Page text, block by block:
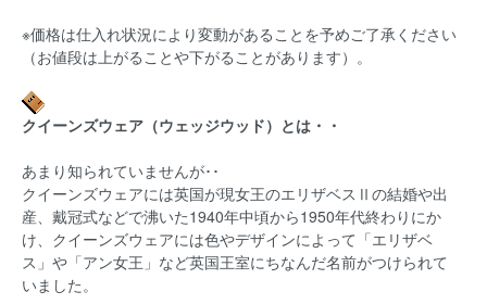
※価格は仕入れ状況により変動があることを予めご了承ください
（お値段は上がることや下がることがあります）。
クイーンズウェア（ウェッジウッド）とは・・
あまり知られていませんが･･
クイーンズウェアには英国が現女王のエリザベスⅡの結婚や出
産、戴冠式などで沸いた1940年中頃から1950年代終わりにか
け、クイーンズウェアには色やデザインによって「エリザベ
ス」や「アン女王」など英国王室にちなんだ名前がつけられて
いました。